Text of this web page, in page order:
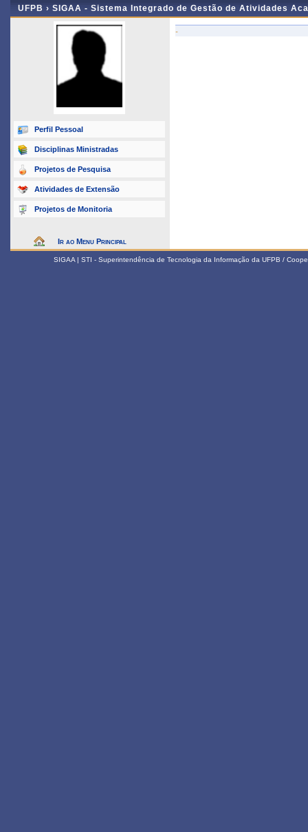
UFPB › SIGAA - Sistema Integrado de Gestão de Atividades
Perfil Pessoal
Disciplinas Ministradas
Projetos de Pesquisa
Atividades de Extensão
Projetos de Monitoria
Ir ao Menu Principal
-
SIGAA | STI - Superintendência de Tecnologia da Informação da UFPB /